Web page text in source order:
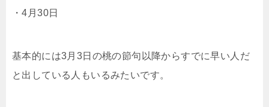
・4月30日
基本的には3月3日の桃の節句以降からすでに早い人だ
と出している人もいるみたいです。